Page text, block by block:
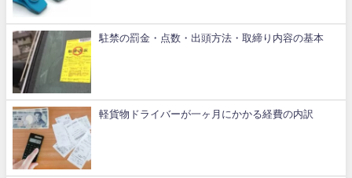
駐禁の罰金・点数・出頭方法・取締り内容の基本
軽貨物ドライバーが一ヶ月にかかる経費の内訳